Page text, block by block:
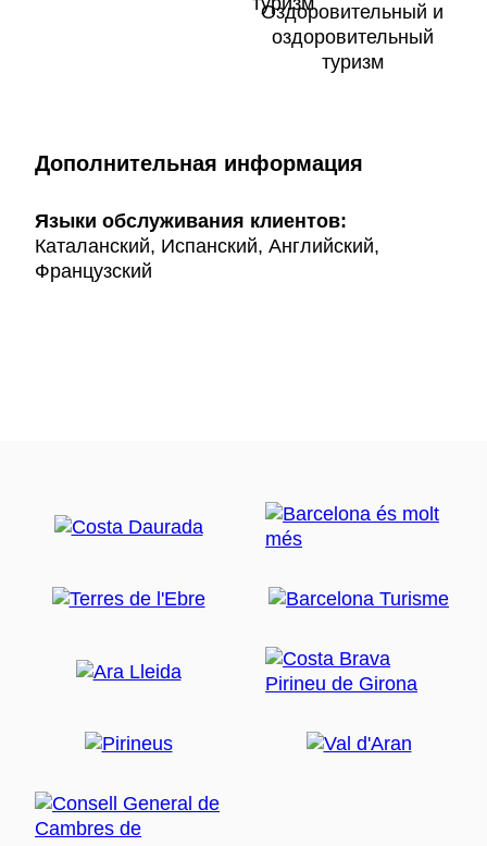
Оздоровительный и
оздоровительный
туризм
Дополнительная информация
Языки обслуживания клиентов:
Каталанский, Испанский, Английский,
Французский